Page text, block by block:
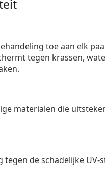
toe aan elk
tegen krassen,
materialen die
de schadelijke UV-